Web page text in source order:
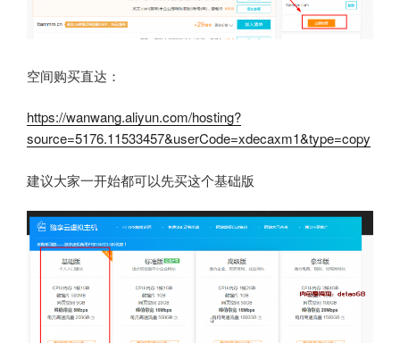
空间购买直达：
https://wanwang.aliyun.com/hosting?
source=5176.11533457&userCode=xdecaxm1&type=copy
建议大家一开始都可以先买这个基础版